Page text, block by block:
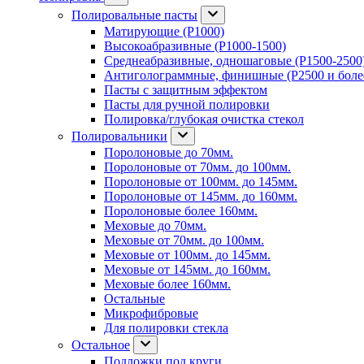
Полировальные пасты
Матирующие (P1000)
Высокоабразивные (P1000-1500)
Среднеабразивные, одношаговые (P1500-
Антиголограммные, финишные (P2500 и
Пасты с защитным эффектом
Пасты для ручной полировки
Полировка/глубокая очистка стекол
Полировальники
Поролоновые до 70мм.
Поролоновые от 70мм. до 100мм.
Поролоновые от 100мм. до 145мм.
Поролоновые от 145мм. до 160мм.
Поролоновые более 160мм.
Меховые до 70мм.
Меховые от 70мм. до 100мм.
Меховые от 100мм. до 145мм.
Меховые от 145мм. до 160мм.
Меховые более 160мм.
Остальные
Микрофибровые
Для полировки стекла
Остальное